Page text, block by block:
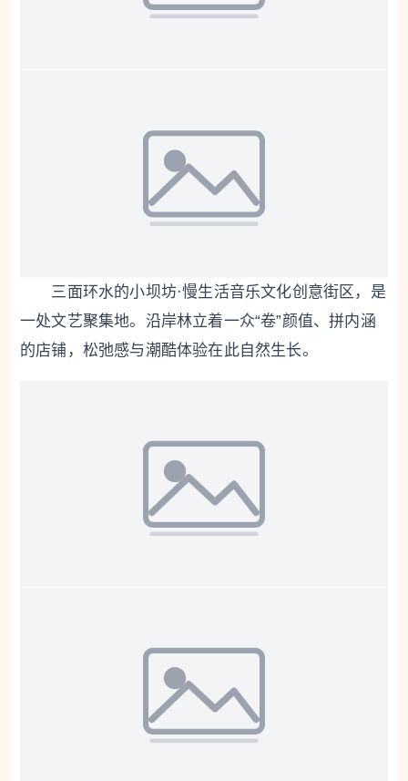
三面环水的小坝坊·慢生活音乐文化创意街区，是
一处文艺聚集地。沿岸林立着一众“卷”颜值、拼内涵
的店铺，松弛感与潮酷体验在此自然生长。